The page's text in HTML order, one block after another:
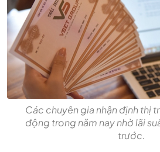
Các chuyên gia nhận định thị
động trong năm nay nhờ lãi
trước.